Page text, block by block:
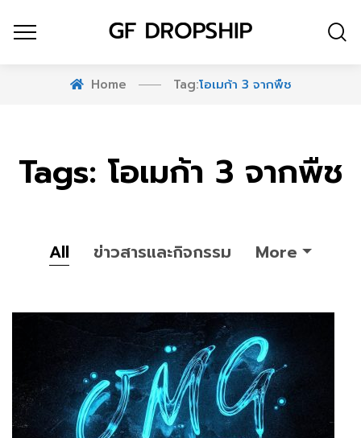
Home Tag:โอเมก้า 3 จากพืช
Tags: โอเมก้า 3 จากพืช
All ข่าวสารและกิจกรรม More